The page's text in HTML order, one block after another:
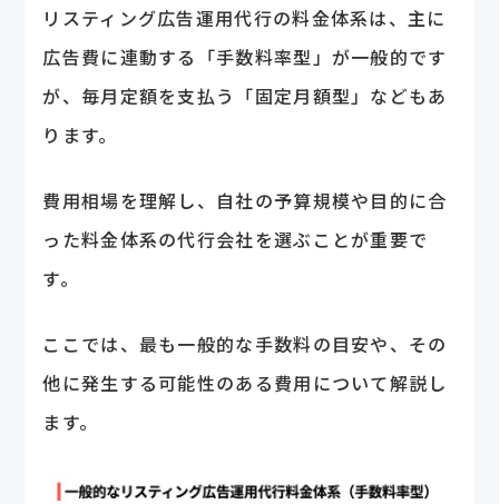
リスティング広告運用代行の料金体系は、主に
広告費に連動する「手数料率型」が一般的です
が、毎月定額を支払う「固定月額型」などもあ
ります。
費用相場を理解し、自社の予算規模や目的に合
った料金体系の代行会社を選ぶことが重要で
す。
ここでは、最も一般的な手数料の目安や、その
他に発生する可能性のある費用について解説し
ます。